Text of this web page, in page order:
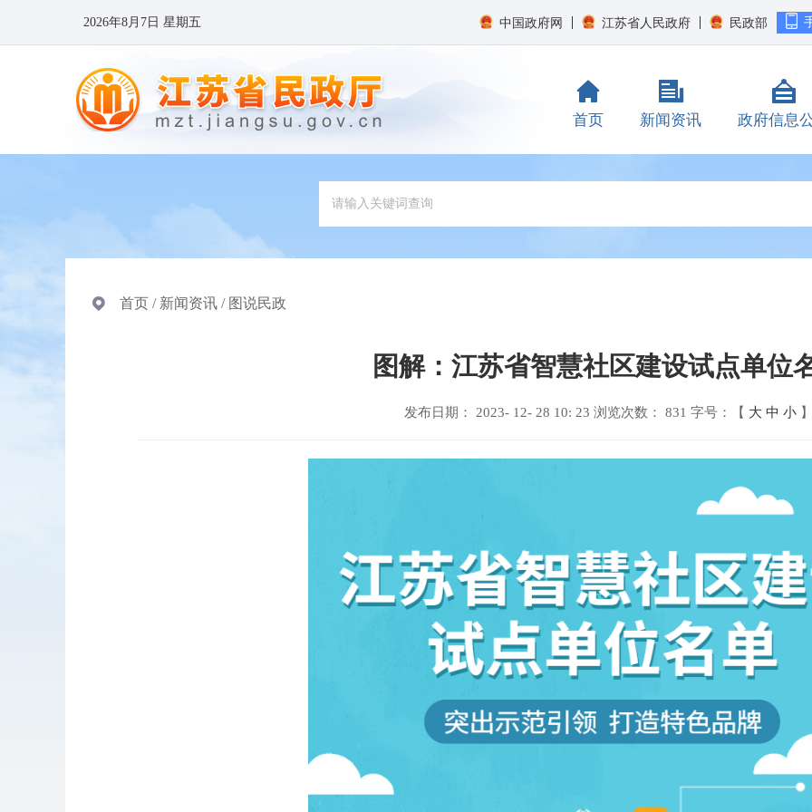
2026年8月7日 星期五 中国政府网 江苏省人民政府 民政部
首页 新闻资讯 政府信息
首页 / 新闻资讯 / 图说民政
图解：江苏省智慧社区建设试点单位
发布日期： 2023- 12- 28 10: 23 浏览次数： 831 字号：【 大 中 小